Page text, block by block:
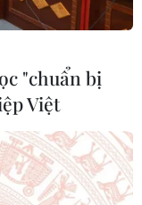
"chuẩn bị
Việt